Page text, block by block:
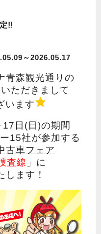
‼
～2026.05.17
青森観光通りの
ただきまして
います
日(日)の期間
15社が参加する
古車フェア
査線 」に
します！